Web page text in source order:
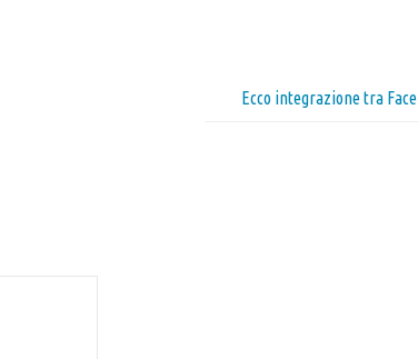
Ecco integrazione tra